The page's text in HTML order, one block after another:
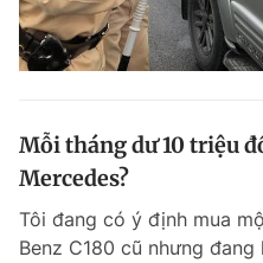
Mỗi tháng dư 10 triệu
Mercedes?
Tôi đang có ý định mua
Benz C180 cũ nhưng